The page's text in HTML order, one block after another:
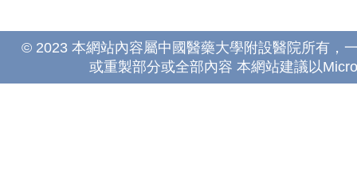
© 2023 本網站內容屬中國醫藥大學附設醫院所有，
或重製部分或全部內容 本網站建議以